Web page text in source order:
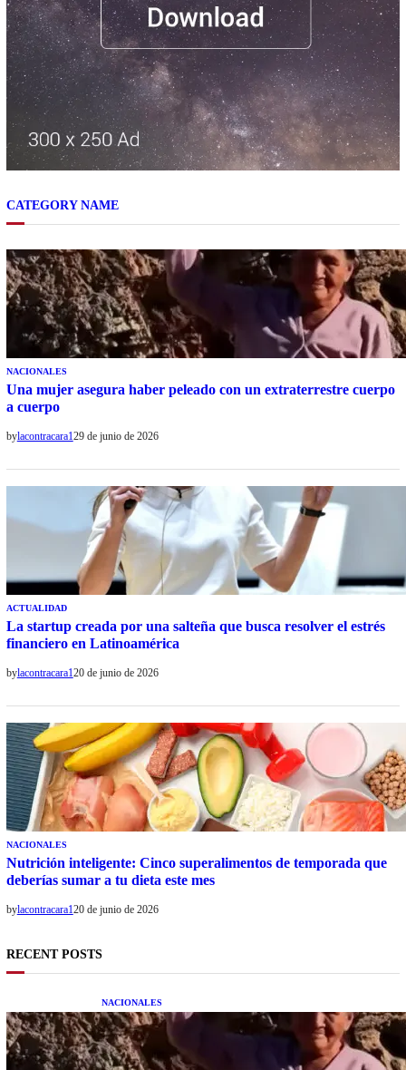
CATEGORY NAME
NACIONALES
Una mujer asegura haber peleado con un extraterrestre cuerpo
a cuerpo
bylacontracara129 de junio de 2026
ACTUALIDAD
La startup creada por una salteña que busca resolver el estrés
financiero en Latinoamérica
bylacontracara120 de junio de 2026
NACIONALES
Nutrición inteligente: Cinco superalimentos de temporada que
deberías sumar a tu dieta este mes
bylacontracara120 de junio de 2026
RECENT POSTS
NACIONALES
Una mujer asegura haber peleado con un
extraterrestre cuerpo a cuerpo